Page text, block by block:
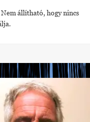
állítható, hogy nincs